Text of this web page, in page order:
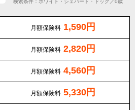
検索条件：ホワイト・シェパード・ドッグ／0歳
月額保険料 1,590円
月額保険料 2,820円
月額保険料 4,560円
月額保険料 5,330円